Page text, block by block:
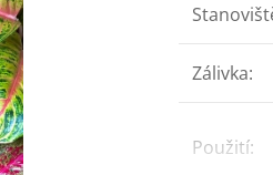
Zálivka:
Použití: